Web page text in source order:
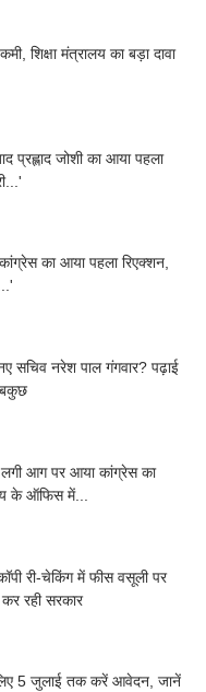
शिक्षा मंत्रालय का बड़ा दावा
प्रह्लाद जोशी का आया पहला
का आया पहला रिएक्शन,
सचिव नरेश पाल गंगवार? पढ़ाई
लगी आग पर आया कांग्रेस का
के ऑफिस में...
री-चेकिंग में फीस वसूली पर
रही सरकार
लिए 5 जुलाई तक करें आवेदन, जानें